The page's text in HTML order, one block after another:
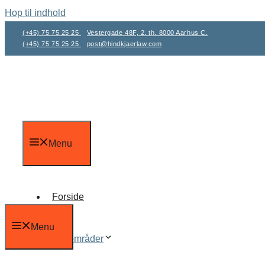
Hop til indhold
(+45) 75 75 25 25
Vestergade 48F, 2. th. 8000 Aarhus C.
(+45) 75 75 25 25
post@hindkjaerlaw.com
Menu
Forside
Fagområder
Menu